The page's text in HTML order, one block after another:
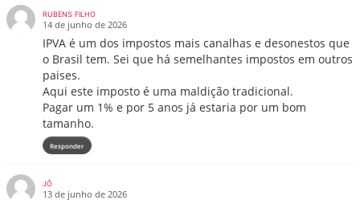
RUBENS FILHO
14 de junho de 2026
IPVA é um dos impostos mais canalhas e desonestos que
o Brasil tem. Sei que há semelhantes impostos em outros
paises.
Aqui este imposto é uma maldição tradicional.
Pagar um 1% e por 5 anos já estaria por um bom
tamanho.
Responder
JÔ
13 de junho de 2026